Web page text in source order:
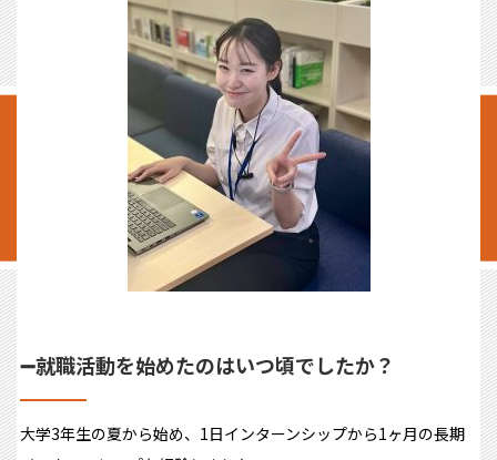
➖就職活動を始めたのはいつ頃でしたか？
大学3年生の夏から始め、1日インターンシップから1ヶ月の長期